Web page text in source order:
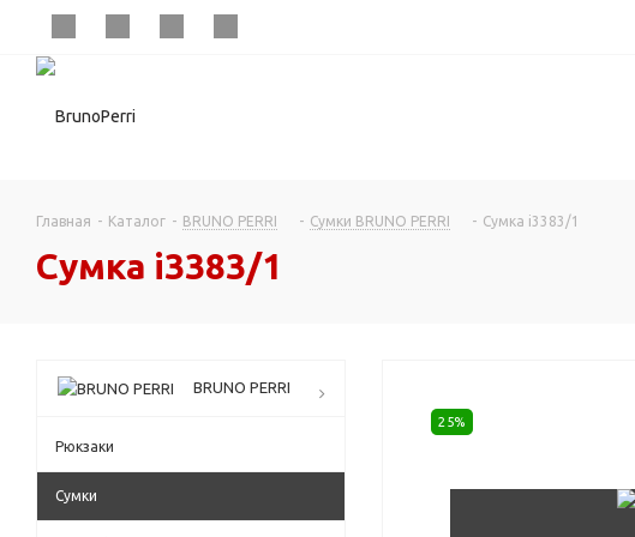
Главная - Каталог - BRUNO PERRI - Сумки BRUNO PERRI - Сумка i3383/1
Сумка i3383/1
25%
BRUNO PERRI
Рюкзаки
Сумки